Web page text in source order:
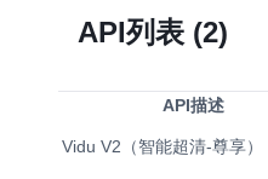
API列表 (2)
API描述
Vidu V2（智能超清-尊享）